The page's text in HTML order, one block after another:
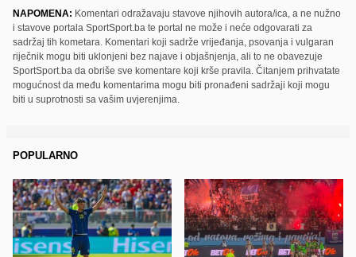
NAPOMENA: Komentari odražavaju stavove njihovih autora/ica, a ne nužno
i stavove portala SportSport.ba te portal ne može i neće odgovarati za
sadržaj tih kometara. Komentari koji sadrže vrijeđanja, psovanja i vulgaran
riječnik mogu biti uklonjeni bez najave i objašnjenja, ali to ne obavezuje
SportSport.ba da obriše sve komentare koji krše pravila. Čitanjem prihvatate
mogućnost da među komentarima mogu biti pronađeni sadržaji koji mogu
biti u suprotnosti sa vašim uvjerenjima.
POPULARNO